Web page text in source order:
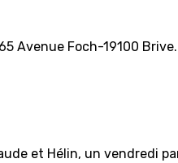
Avenue Foch-19100 Brive.
et Hélin, un vendredi